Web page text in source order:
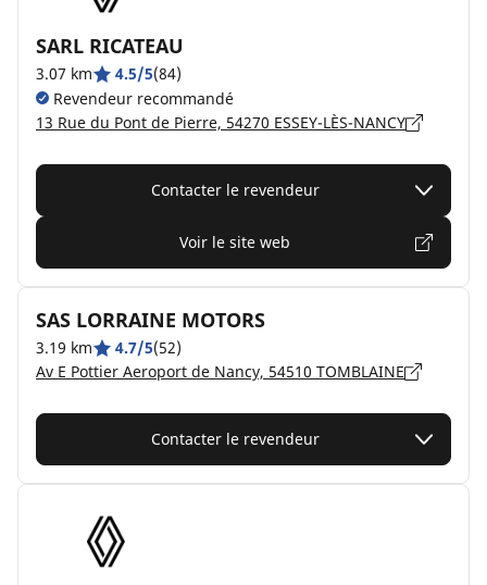
SARL RICATEAU
3.07 km 4.5/5(84)
Revendeur recommandé
13 Rue du Pont de Pierre, 54270 ESSEY-LÈS-NANCY
Contacter le revendeur
Voir le site web
SAS LORRAINE MOTORS
3.19 km 4.7/5(52)
Av E Pottier Aeroport de Nancy, 54510 TOMBLAINE
Contacter le revendeur